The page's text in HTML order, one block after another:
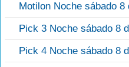
Motilon Noche sábado 8
Pick 3 Noche sábado 8
Pick 4 Noche sábado 8